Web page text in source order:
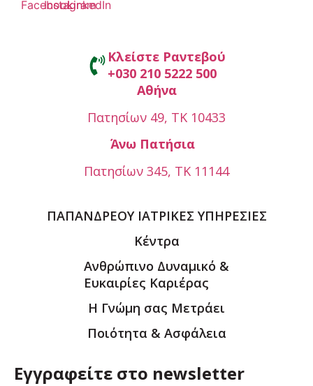
Κλείστε Ραντεβού
+030 210 5222 500
Αθήνα
Πατησίων 49, ΤΚ 10433
Άνω Πατήσια
Πατησίων 345, ΤΚ 11144
ΠΑΠΑΝΔΡΕΟΥ ΙΑΤΡΙΚΕΣ ΥΠΗΡΕΣΙΕΣ
Κέντρα
Ανθρώπινο Δυναμικό &
Ευκαιρίες Καριέρας
Η Γνώμη σας Μετράει
Ποιότητα & Ασφάλεια
Εγγραφείτε στο newsletter